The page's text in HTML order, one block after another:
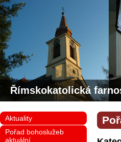
Římskokatolická
Aktuality
Pořad bohoslužeb
aktuální